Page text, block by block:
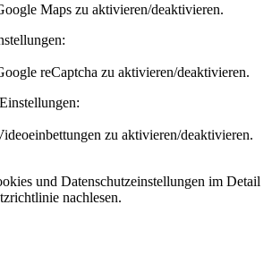
Maps zu aktivieren/deaktivieren.
reCaptcha zu aktivieren/deaktivieren.
zu aktivieren/deaktivieren.
und Datenschutzeinstellungen im Detail
nachlesen.